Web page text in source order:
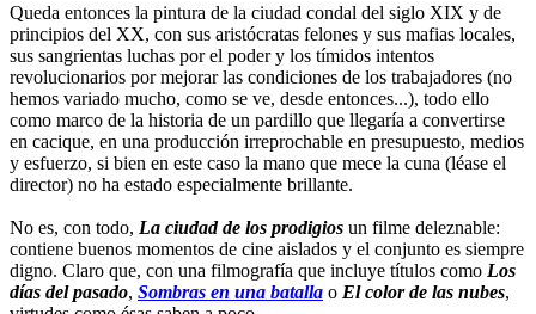
Queda entonces la pintura de la ciudad condal del siglo XIX y de
principios del XX, con sus aristócratas felones y sus mafias locales,
sus sangrientas luchas por el poder y los tímidos intentos
revolucionarios por mejorar las condiciones de los trabajadores (no
hemos variado mucho, como se ve, desde entonces...), todo ello
como marco de la historia de un pardillo que llegaría a convertirse
en cacique, en una producción irreprochable en presupuesto, medios
y esfuerzo, si bien en este caso la mano que mece la cuna (léase el
director) no ha estado especialmente brillante.
No es, con todo, La ciudad de los prodigios un filme deleznable:
contiene buenos momentos de cine aislados y el conjunto es siempre
digno. Claro que, con una filmografía que incluye títulos como Los
días del pasado, Sombras en una batalla o El color de las nubes,